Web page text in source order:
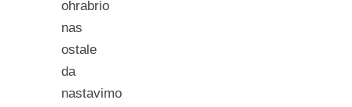
ohrabrio
nas
ostale
da
nastavimo